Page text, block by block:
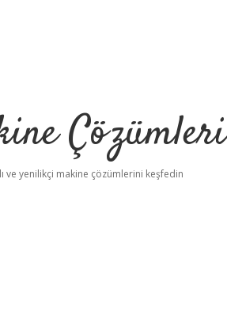
Çözümleri
ve yenilikçi makine çözümlerini keşfedin